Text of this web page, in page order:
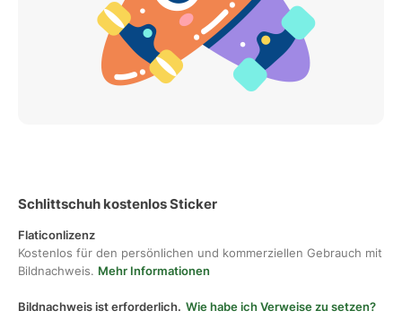
Schlittschuh kostenlos Sticker
Flaticonlizenz
Kostenlos für den persönlichen und kommerziellen Gebrauch mit
Bildnachweis. Mehr Informationen
Bildnachweis ist erforderlich. Wie habe ich Verweise zu setzen?